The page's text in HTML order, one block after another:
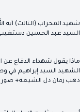
شهيد المحراب (الثالث) آية
السيد عبد الحسين
ماذا يقول شهداء الدفاع عن
الشهيد السيد إبراهيم في
ذهب زمان ذل الشيعة+ صور